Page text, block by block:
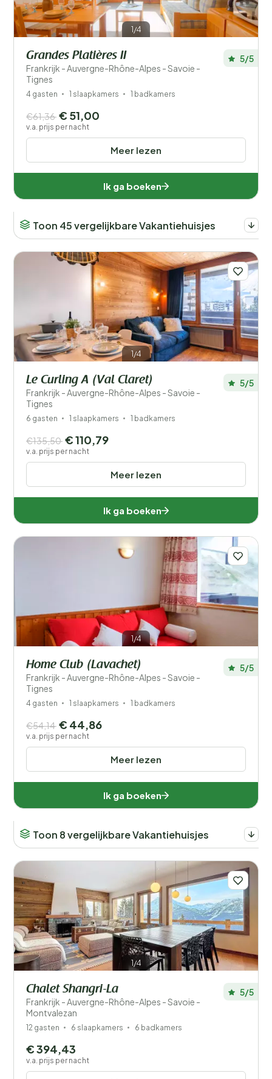
1/4
Grandes Platières II
Frankrijk - Auvergne-Rhône-Alpes - Savoie -
Tignes
5/5
4 gasten 1 slaapkamers 1 badkamers
Meer lezen
€61,36 € 51,00
v.a. prijs per nacht
Ik ga boeken
Toon 45 vergelijkbare Vakantiehuisjes
1/4
Le Curling A (Val Claret)
Frankrijk - Auvergne-Rhône-Alpes - Savoie -
Tignes
5/5
6 gasten 1 slaapkamers 1 badkamers
Meer lezen
€135,50 € 110,79
v.a. prijs per nacht
Ik ga boeken
1/4
Home Club (Lavachet)
Frankrijk - Auvergne-Rhône-Alpes - Savoie -
Tignes
5/5
4 gasten 1 slaapkamers 1 badkamers
Meer lezen
€54,14 € 44,86
v.a. prijs per nacht
Ik ga boeken
Toon 8 vergelijkbare Vakantiehuisjes
1/4
Chalet Shangri-La
Frankrijk - Auvergne-Rhône-Alpes - Savoie -
Montvalezan
5/5
12 gasten 6 slaapkamers 6 badkamers
€ 394,43
v.a. prijs per nacht